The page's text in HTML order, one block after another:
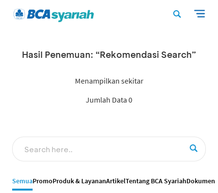
Hasil Penemuan: “Rekomendasi Search”
Menampilkan sekitar
Jumlah Data 0
SemuaPromoProduk & LayananArtikelTentang BCA SyariahDokumen